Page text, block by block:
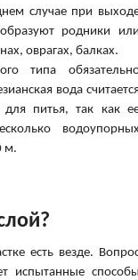
случае при
родники
оврагах, балках.
типа
вода
питья, так как
м.
есть везде.
испытанные